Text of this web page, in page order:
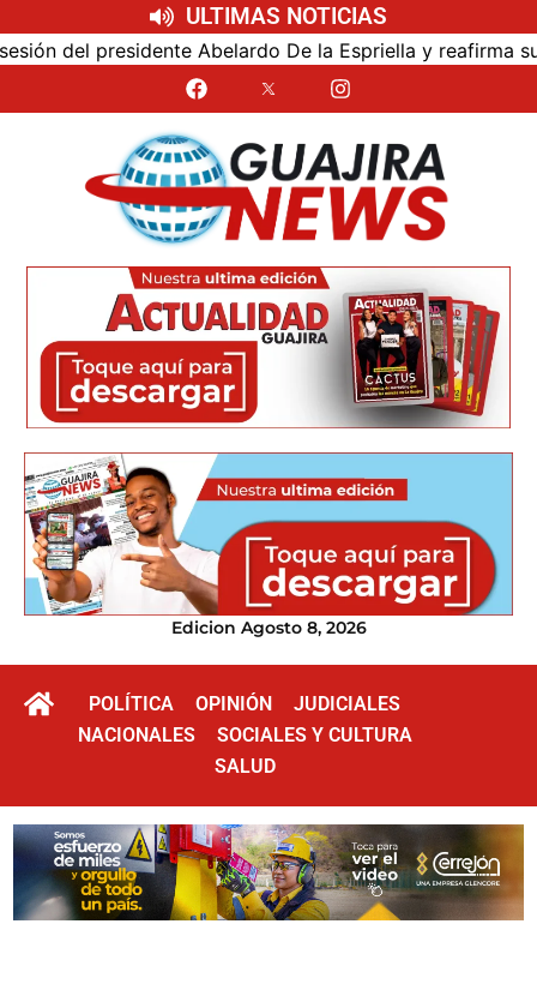
ULTIMAS NOTICIAS
presidente Abelardo De la Espriella y reafirma su
Edicion Agosto 8, 2026
POLÍTICA OPINIÓN
JUDICIALES
NACIONALES
SOCIALES Y CULTURA
SALUD